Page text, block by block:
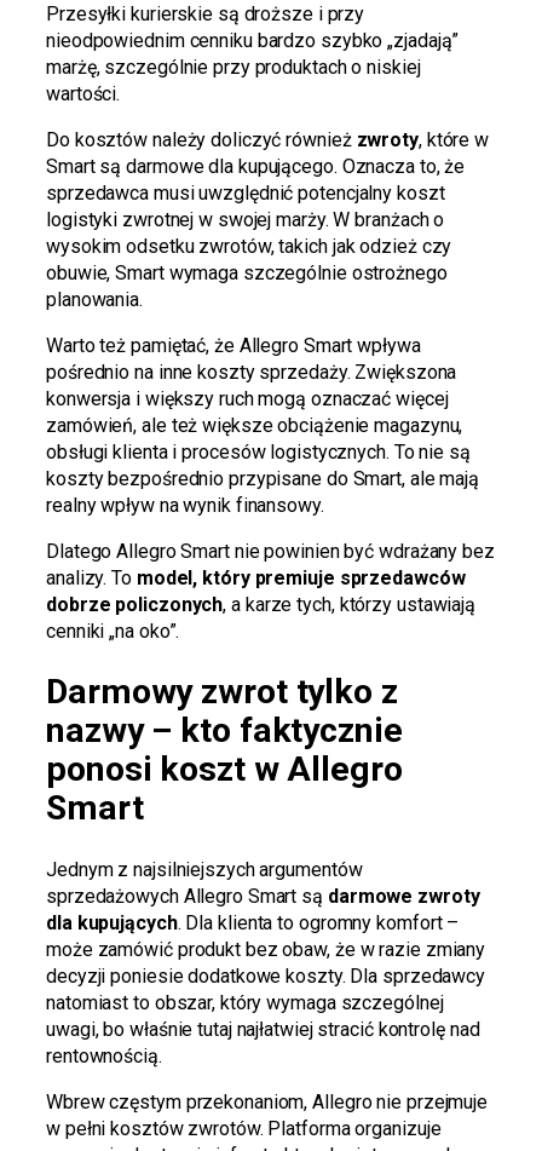
Przesyłki kurierskie są droższe i przy
nieodpowiednim cenniku bardzo szybko „zjadają”
marżę, szczególnie przy produktach o niskiej
wartości.
Do kosztów należy doliczyć również zwroty, które w
Smart są darmowe dla kupującego. Oznacza to, że
sprzedawca musi uwzględnić potencjalny koszt
logistyki zwrotnej w swojej marży. W branżach o
wysokim odsetku zwrotów, takich jak odzież czy
obuwie, Smart wymaga szczególnie ostrożnego
planowania.
Warto też pamiętać, że Allegro Smart wpływa
pośrednio na inne koszty sprzedaży. Zwiększona
konwersja i większy ruch mogą oznaczać więcej
zamówień, ale też większe obciążenie magazynu,
obsługi klienta i procesów logistycznych. To nie są
koszty bezpośrednio przypisane do Smart, ale mają
realny wpływ na wynik finansowy.
Dlatego Allegro Smart nie powinien być wdrażany bez
analizy. To model, który premiuje sprzedawców
dobrze policzonych, a karze tych, którzy ustawiają
cenniki „na oko”.
Darmowy zwrot tylko z
nazwy – kto faktycznie
ponosi koszt w Allegro
Smart
Jednym z najsilniejszych argumentów
sprzedażowych Allegro Smart są darmowe zwroty
dla kupujących. Dla klienta to ogromny komfort –
może zamówić produkt bez obaw, że w razie zmiany
decyzji poniesie dodatkowe koszty. Dla sprzedawcy
natomiast to obszar, który wymaga szczególnej
uwagi, bo właśnie tutaj najłatwiej stracić kontrolę nad
rentownością.
Wbrew częstym przekonaniom, Allegro nie przejmuje
w pełni kosztów zwrotów. Platforma organizuje